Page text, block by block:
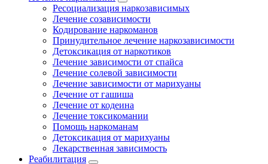
Ресоциализация наркозависимых
Лечение созависимости
Кодирование наркоманов
Принудительное лечение наркозависимости
Детоксикация от наркотиков
Лечение зависимости от спайса
Лечение солевой зависимости
Лечение зависимости от марихуаны
Лечение от гашиша
Лечение от кодеина
Лечение токсикомании
Помощь наркоманам
Детоксикация от марихуаны
Лекарственная зависимость
Реабилитация